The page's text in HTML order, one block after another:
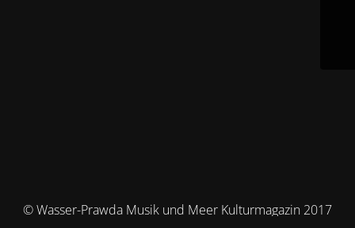
© Wasser-Prawda Musik und Meer Kulturmagazin 2017